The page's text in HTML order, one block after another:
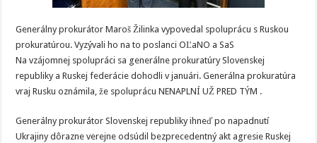
Generálny prokurátor Maroš Žilinka vypovedal spoluprácu s Ruskou
prokuratúrou. Vyzývali ho na to poslanci OĽaNO a SaS
Na vzájomnej spolupráci sa generálne prokuratúry Slovenskej
republiky a Ruskej federácie dohodli v januári. Generálna prokuratúra
vraj Rusku oznámila, že spoluprácu NENAPLNÍ UŽ PRED TÝM .
Generálny prokurátor Slovenskej republiky ihneď po napadnutí
Ukrajiny dôrazne verejne odsúdil bezprecedentný akt agresie Ruskej